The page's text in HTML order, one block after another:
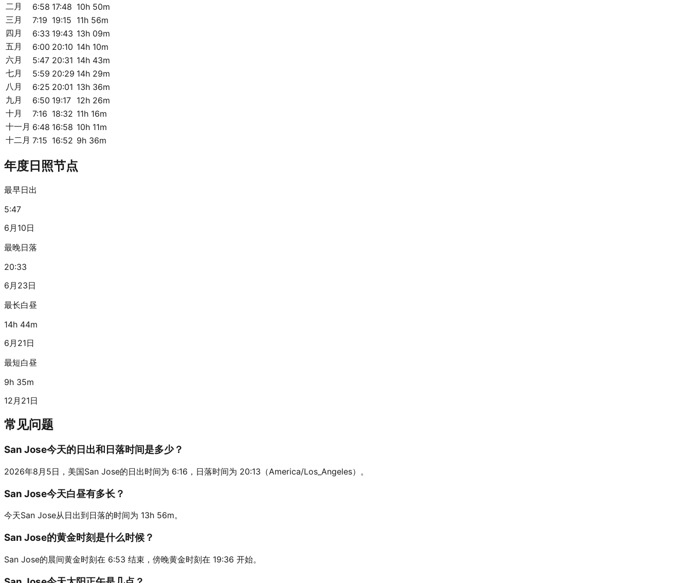
二月
6:58 17:48 10h 50m
三月
7:19 19:15 11h 56m
四月
6:33 19:43 13h 09m
五月
6:00 20:10 14h 10m
六月
5:47 20:31 14h 43m
七月
5:59 20:29 14h 29m
八月
6:25 20:01 13h 36m
九月
6:50 19:17 12h 26m
十月
7:16 18:32 11h 16m
十一月 6:48 16:58 10h 11m
十二月 7:15 16:52 9h 36m
年度日照节点
最早日出
5:47
6月10日
最晚日落
20:33
6月23日
最长白昼
14h 44m
6月21日
最短白昼
9h 35m
12月21日
常见问题
San Jose今天的日出和日落时间是多少？
2026年8月5日，美国San Jose的日出时间为 6:16，日落时间为 20:13（America/Los_Angeles）。
San Jose今天白昼有多长？
今天San Jose从日出到日落的时间为 13h 56m。
San Jose的黄金时刻是什么时候？
San Jose的晨间黄金时刻在 6:53 结束，傍晚黄金时刻在 19:36 开始。